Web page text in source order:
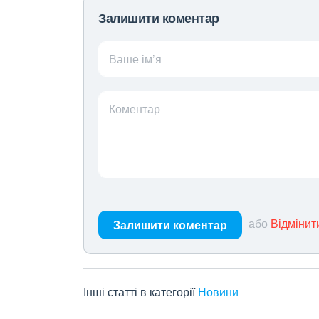
Залишити коментар
Ваше ім’я
Коментар
Залишити коментар або
Інші статті в категорії Новини